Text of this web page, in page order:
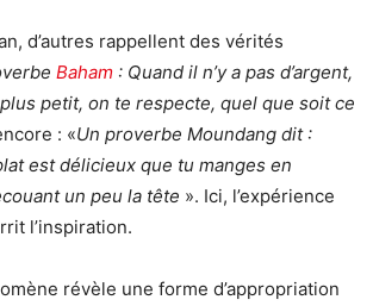
d’autres rappellent des vérités
Baham : Quand il n’y a pas d’argent,
petit, on te respecte, quel que soit ce
: «Un proverbe Moundang dit :
est délicieux que tu manges en
un peu la tête ». Ici, l’expérience
l’inspiration.
révèle une forme d’appropriation